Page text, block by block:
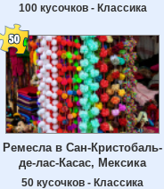
100 кусочков - Классика
Ремесла в Сан-Кристобаль-
де-лас-Касас, Мексика
50 кусочков - Классика